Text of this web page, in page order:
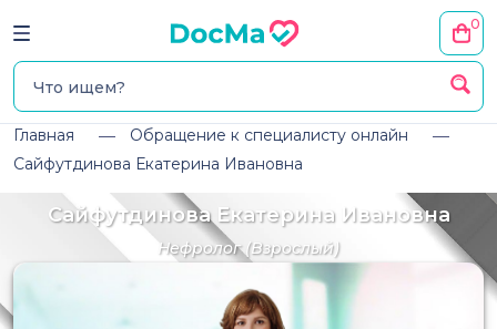
0
Главная
Обращение к специалисту онлайн
Сайфутдинова Екатерина Ивановна
Сайфутдинова Екатерина Ивановна
Нефролог(Взрослый)